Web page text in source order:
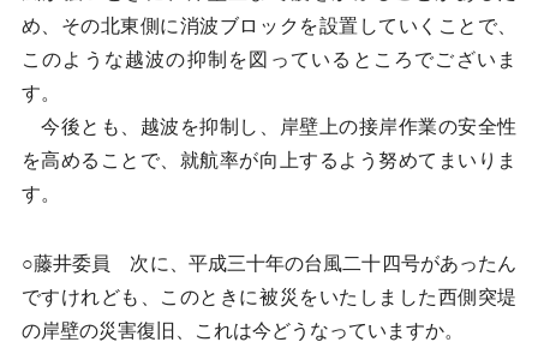
め、その北東側に消波ブロックを設置していくことで、
このような越波の抑制を図っているところでございま
す。
今後とも、越波を抑制し、岸壁上の接岸作業の安全性
を高めることで、就航率が向上するよう努めてまいりま
す。
○藤井委員 次に、平成三十年の台風二十四号があったん
ですけれども、このときに被災をいたしました西側突堤
の岸壁の災害復旧、これは今どうなっていますか。